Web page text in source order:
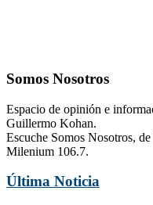
Somos Nosotros
Espacio de opinión e
Guillermo Kohan.
Escuche Somos Nosotros,
Milenium 106.7.
Última Noticia